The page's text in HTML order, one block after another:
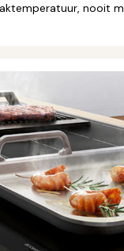
nooit